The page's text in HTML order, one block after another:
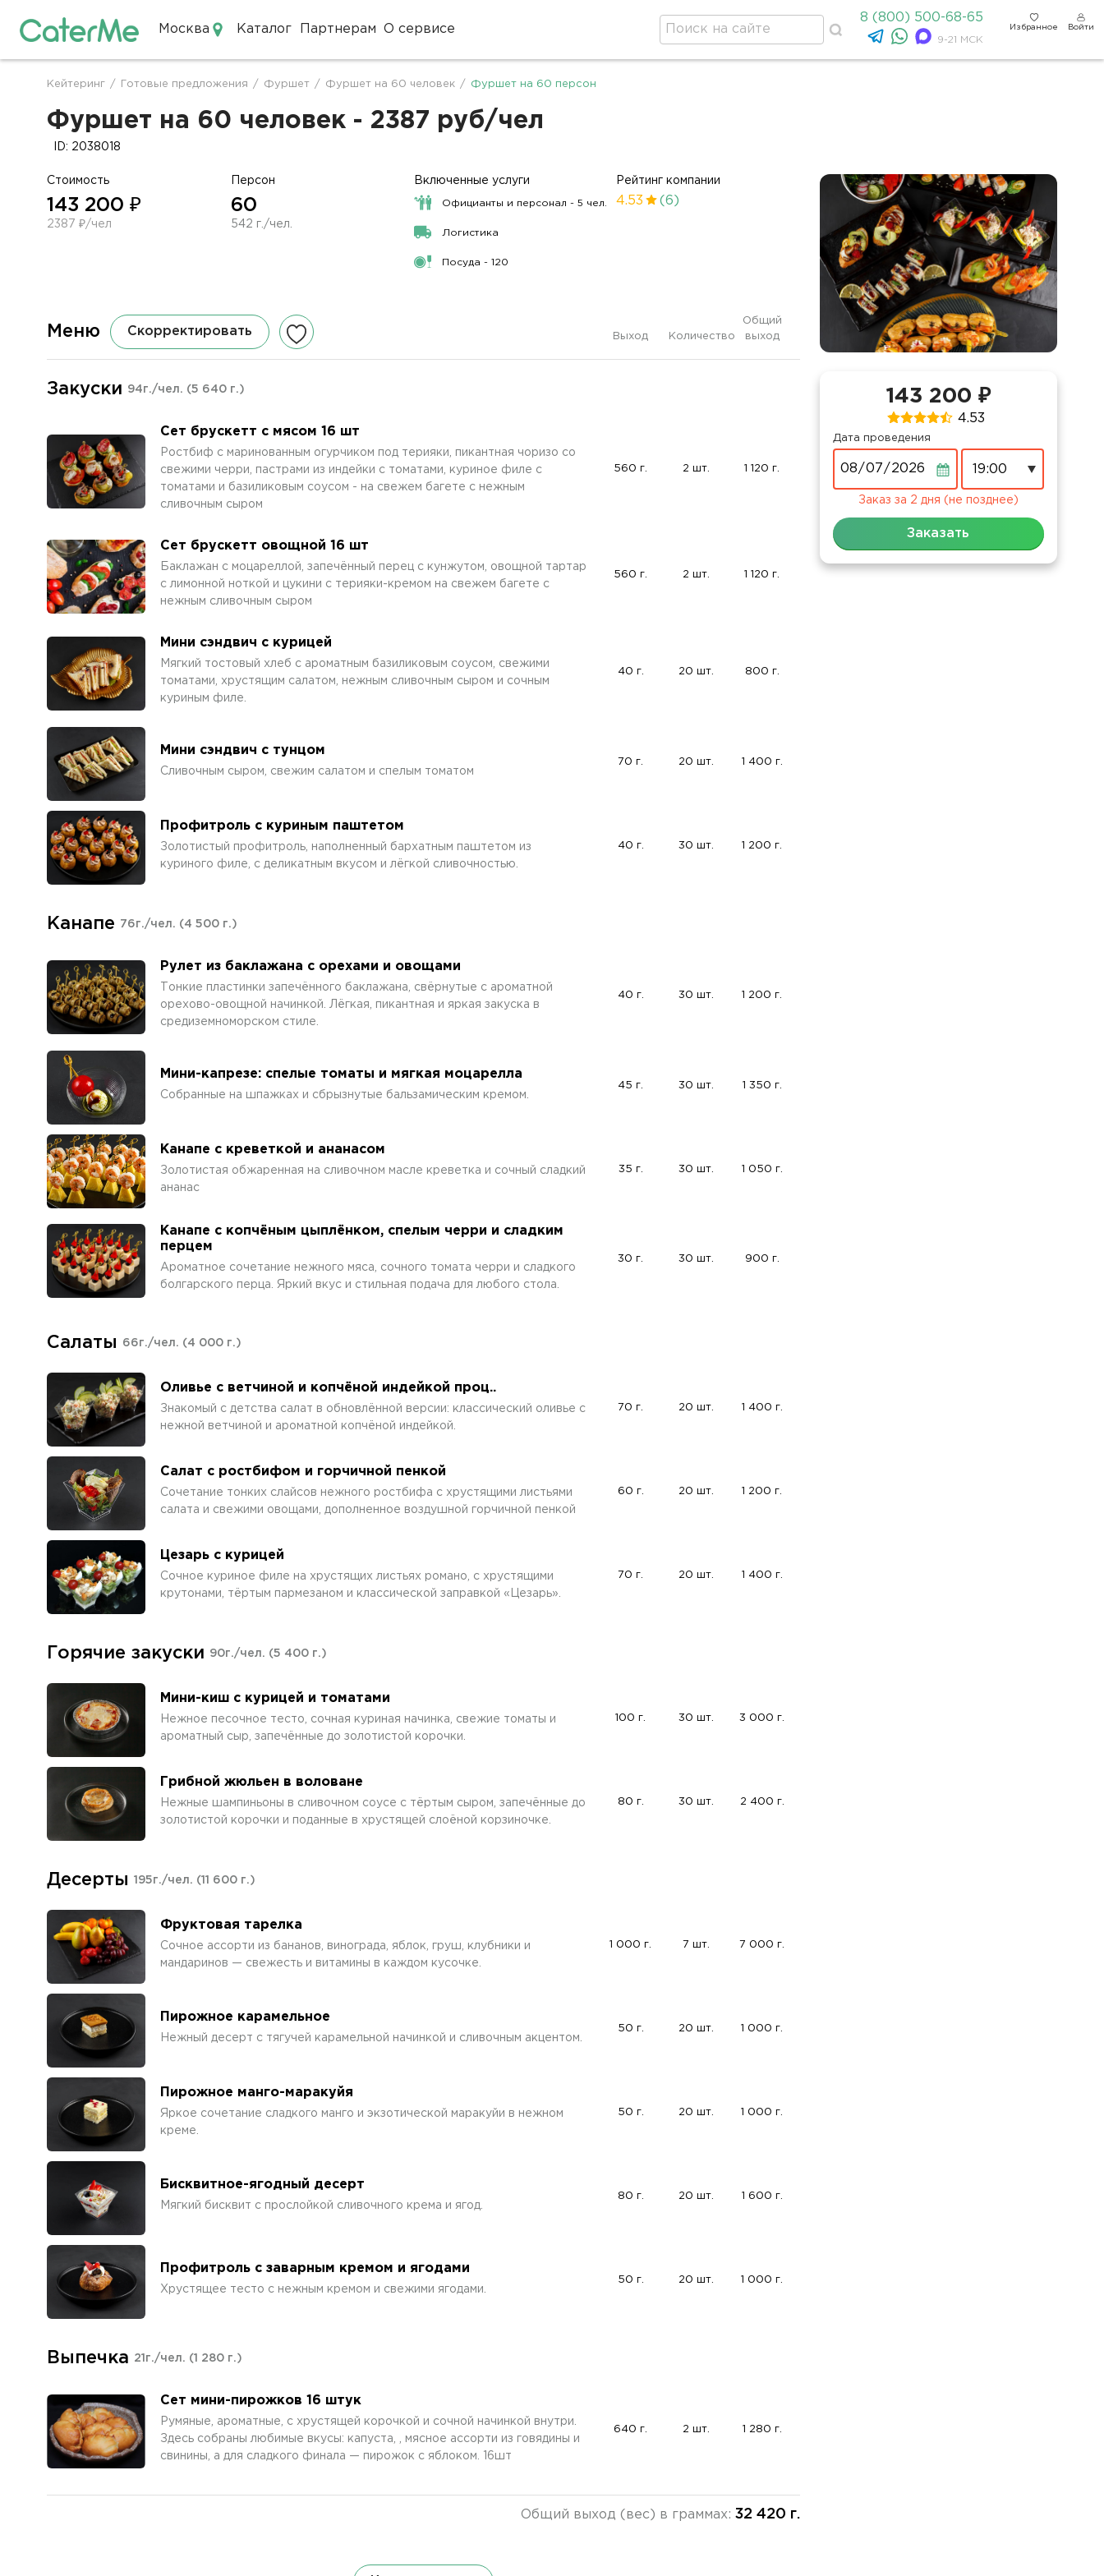
Москва Каталог Партнерам О сервисе
8 (800) 500-68-65
9-21 МСК
Избранное Войти
Строка
навигации
Кейтеринг / Готовые предложения / Фуршет / Фуршет на 60 человек / Фуршет на 60 персон
Фуршет на 60 человек - 2387 руб/чел
ID: 2038018
Стоимость
143 200 ₽
2387 ₽/чел
Персон
60
542 г./чел.
Включенные услуги
Официанты и персонал - 5 чел.
Логистика
Посуда - 120
Рейтинг компании
4.53 (6)
Меню Скорректировать Выход Количество
Общий
выход
Закуски 94г./чел. (5 640 г.)
Сет брускетт с мясом 16 шт
Ростбиф с маринованным огурчиком под терияки, пикантная чоризо со
свежими черри, пастрами из индейки с томатами, куриное филе с
томатами и базиликовым соусом - на свежем багете с нежным
сливочным сыром
560 г. 2 шт. 1 120 г.
Сет брускетт овощной 16 шт
Баклажан с моцареллой, запечённый перец с кунжутом, овощной тартар
с лимонной ноткой и цукини с терияки-кремом на свежем багете с
нежным сливочным сыром
560 г. 2 шт. 1 120 г.
Мини сэндвич с курицей
Мягкий тостовый хлеб с ароматным базиликовым соусом, свежими
томатами, хрустящим салатом, нежным сливочным сыром и сочным
куриным филе.
40 г. 20 шт. 800 г.
Мини сэндвич с тунцом
Сливочным сыром, свежим салатом и спелым томатом
70 г. 20 шт. 1 400 г.
Профитроль с куриным паштетом
Золотистый профитроль, наполненный бархатным паштетом из
куриного филе, с деликатным вкусом и лёгкой сливочностью.
40 г. 30 шт. 1 200 г.
Канапе 76г./чел. (4 500 г.)
Рулет из баклажана с орехами и овощами
Тонкие пластинки запечённого баклажана, свёрнутые с ароматной
орехово-овощной начинкой. Лёгкая, пикантная и яркая закуска в
средиземноморском стиле.
40 г. 30 шт. 1 200 г.
Мини-капрезе: спелые томаты и мягкая моцарелла
Собранные на шпажках и сбрызнутые бальзамическим кремом.
45 г. 30 шт. 1 350 г.
Канапе с креветкой и ананасом
Золотистая обжаренная на сливочном масле креветка и сочный сладкий
ананас
35 г. 30 шт. 1 050 г.
Канапе с копчёным цыплёнком, спелым черри и сладким
перцем
Ароматное сочетание нежного мяса, сочного томата черри и сладкого
болгарского перца. Яркий вкус и стильная подача для любого стола.
30 г. 30 шт. 900 г.
Салаты 66г./чел. (4 000 г.)
Оливье с ветчиной и копчёной индейкой проц..
Знакомый с детства салат в обновлённой версии: классический оливье с
нежной ветчиной и ароматной копчёной индейкой.
70 г. 20 шт. 1 400 г.
Салат с ростбифом и горчичной пенкой
Сочетание тонких слайсов нежного ростбифа с хрустящими листьями
салата и свежими овощами, дополненное воздушной горчичной пенкой
60 г. 20 шт. 1 200 г.
Цезарь с курицей
Сочное куриное филе на хрустящих листьях романо, с хрустящими
крутонами, тёртым пармезаном и классической заправкой «Цезарь».
70 г. 20 шт. 1 400 г.
Горячие закуски 90г./чел. (5 400 г.)
Мини-киш с курицей и томатами
Нежное песочное тесто, сочная куриная начинка, свежие томаты и
ароматный сыр, запечённые до золотистой корочки.
100 г. 30 шт. 3 000 г.
Грибной жюльен в воловане
Нежные шампиньоны в сливочном соусе с тёртым сыром, запечённые до
золотистой корочки и поданные в хрустящей слоёной корзиночке.
80 г. 30 шт. 2 400 г.
Десерты 195г./чел. (11 600 г.)
Фруктовая тарелка
Сочное ассорти из бананов, винограда, яблок, груш, клубники и
мандаринов — свежесть и витамины в каждом кусочке.
1 000 г. 7 шт. 7 000 г.
Пирожное карамельное
Нежный десерт с тягучей карамельной начинкой и сливочным акцентом.
50 г. 20 шт. 1 000 г.
Пирожное манго-маракуйя
Яркое сочетание сладкого манго и экзотической маракуйи в нежном
креме.
50 г. 20 шт. 1 000 г.
Бисквитное-ягодный десерт
Мягкий бисквит с прослойкой сливочного крема и ягод.
80 г. 20 шт. 1 600 г.
Профитроль с заварным кремом и ягодами
Хрустящее тесто с нежным кремом и свежими ягодами.
50 г. 20 шт. 1 000 г.
Выпечка 21г./чел. (1 280 г.)
Сет мини-пирожков 16 штук
Румяные, ароматные, с хрустящей корочкой и сочной начинкой внутри.
Здесь собраны любимые вкусы: капуста, , мясное ассорти из говядины и
свинины, а для сладкого финала — пирожок с яблоком. 16шт
640 г. 2 шт. 1 280 г.
Общий выход (вес) в граммах: 32 420 г.
143 200 ₽
4.53
Дата проведения
Заказ за 2 дня (не позднее)
Заказать